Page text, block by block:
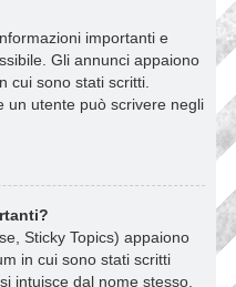
importanti e
Gli annunci appaiono
cui sono stati scritti.
un utente può scrivere negli
Sticky Topics) appaiono
in cui sono stati scritti
intuisce dal nome stesso,